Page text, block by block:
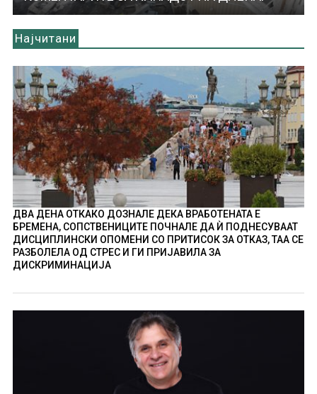
Најчитани
ДВА ДЕНА ОТКАКО ДОЗНАЛЕ ДЕКА ВРАБОТЕНАТА Е
БРЕМЕНА, СОПСТВЕНИЦИТЕ ПОЧНАЛЕ ДА Ѝ ПОДНЕСУВААТ
ДИСЦИПЛИНСКИ ОПОМЕНИ СО ПРИТИСОК ЗА ОТКАЗ, ТАА СЕ
РАЗБОЛЕЛА ОД СТРЕС И ГИ ПРИЈАВИЛА ЗА
ДИСКРИМИНАЦИЈА